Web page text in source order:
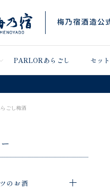
PARLORあらごし セッ
ごし梅酒
のお酒